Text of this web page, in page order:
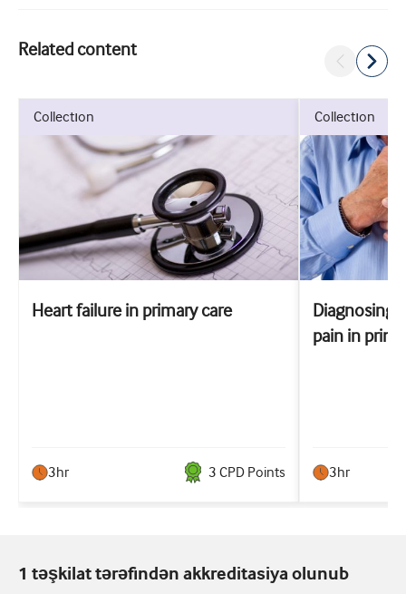
Related content
collection
Heart failure in primary care
3hr 3 CPD Points
collection
Diagnosing
pain in
3hr
1 təşkilat tərəfindən akkreditasiya olunub